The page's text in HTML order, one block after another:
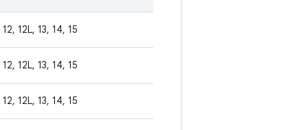
12, 12L, 13, 14, 15
12, 12L, 13, 14, 15
12, 12L, 13, 14, 15